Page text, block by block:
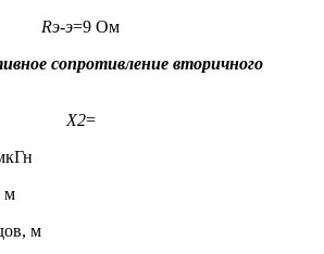
Rэ-э=9 Ом
сопротивление вторичного
Х2=
м
м